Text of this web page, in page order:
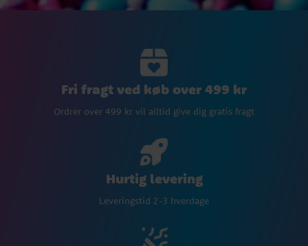
Fri fragt ved køb over 499 kr
Ordrer over 499 kr vil alltid give dig gratis fragt
Hurtig levering
Leveringstid 2-3 hverdage